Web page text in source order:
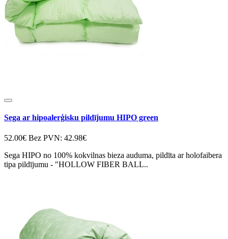
Sega ar hipoalerģisku pildījumu HIPO green
52.00€ Bez PVN: 42.98€
Sega HIPO no 100% kokvilnas bieza auduma, pildīta ar holofaibera
tipa pildījumu - "HOLLOW FIBER BALL..